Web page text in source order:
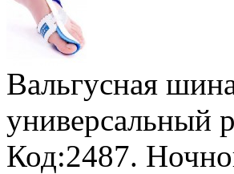
Вальгусная
универсальный
Код:2487.